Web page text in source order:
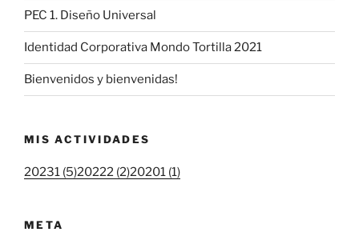
PEC 1. Diseño Universal
Identidad Corporativa Mondo Tortilla 2021
Bienvenidos y bienvenidas!
MIS ACTIVIDADES
20231 (5)20222 (2)20201 (1)
META